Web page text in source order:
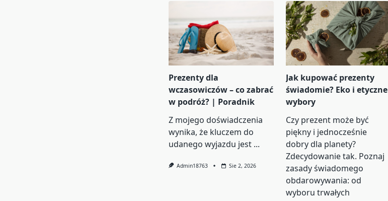
Prezenty dla
wczasowiczów – co zabrać
w podróż? | Poradnik
Z mojego doświadczenia
wynika, że kluczem do
udanego wyjazdu jest ...
Admin18763 Sie 2, 2026
Jak kupować prezenty
świadomie? Eko i etyczne
wybory
Czy prezent może być
piękny i jednocześnie
dobry dla planety?
Zdecydowanie tak. Poznaj
zasady świadomego
obdarowywania: od
wyboru trwałych